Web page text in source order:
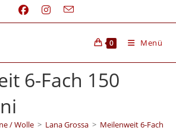
0 Menü
6-Fach 150
/ Wolle > Lana Grossa > Meilenweit 6-Fach